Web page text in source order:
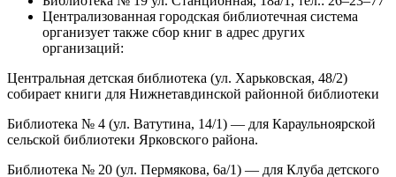
Централизованная городская библиотечная система
организует также сбор книг в адрес других
организаций:
Центральная детская библиотека (ул. Харьковская, 48/2)
собирает книги для Нижнетавдинской районной библиотеки
Библиотека № 4 (ул. Ватутина, 14/1) — для Караульноярской
сельской библиотеки Ярковского района.
Библиотека № 20 (ул. Пермякова, 6а/1) — для Клуба детского